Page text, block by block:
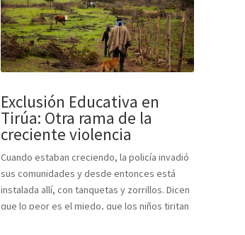
Exclusión Educativa en
Tirúa: Otra rama de la
creciente violencia
Cuando estaban creciendo, la policía invadió
sus comunidades y desde entonces está
instalada allí, con tanquetas y zorrillos. Dicen
que lo peor es el miedo, que los niños tiritan